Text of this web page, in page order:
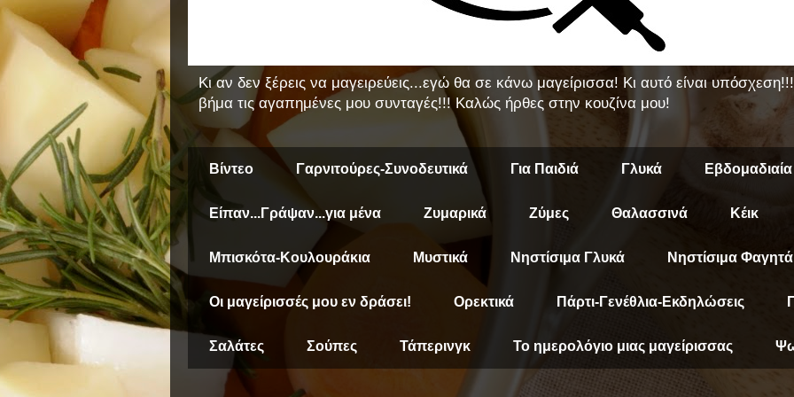
Κι αν δεν ξέρεις να μαγειρεύεις...εγώ θα σε κάνω μαγείρισσα! Κι αυτό είναι
βήμα τις αγαπημένες μου συνταγές!!! Καλώς ήρθες στην κουζίνα μου!
Βίντεο Γαρνιτούρες-Συνοδευτικά Για Παιδιά Γλυκά
Είπαν...Γράψαν...για μένα Ζυμαρικά Ζύμες Θαλασσινά Κέικ
Μπισκότα-Κουλουράκια Μυστικά Νηστίσιμα Γλυκά Νηστίσιμα Φαγητά
Οι μαγείρισσές μου εν δράσει! Ορεκτικά Πάρτι-Γενέθλια-Εκδηλώσεις
Σαλάτες Σούπες Τάπερινγκ Το ημερολόγιο μιας μαγείρισσας